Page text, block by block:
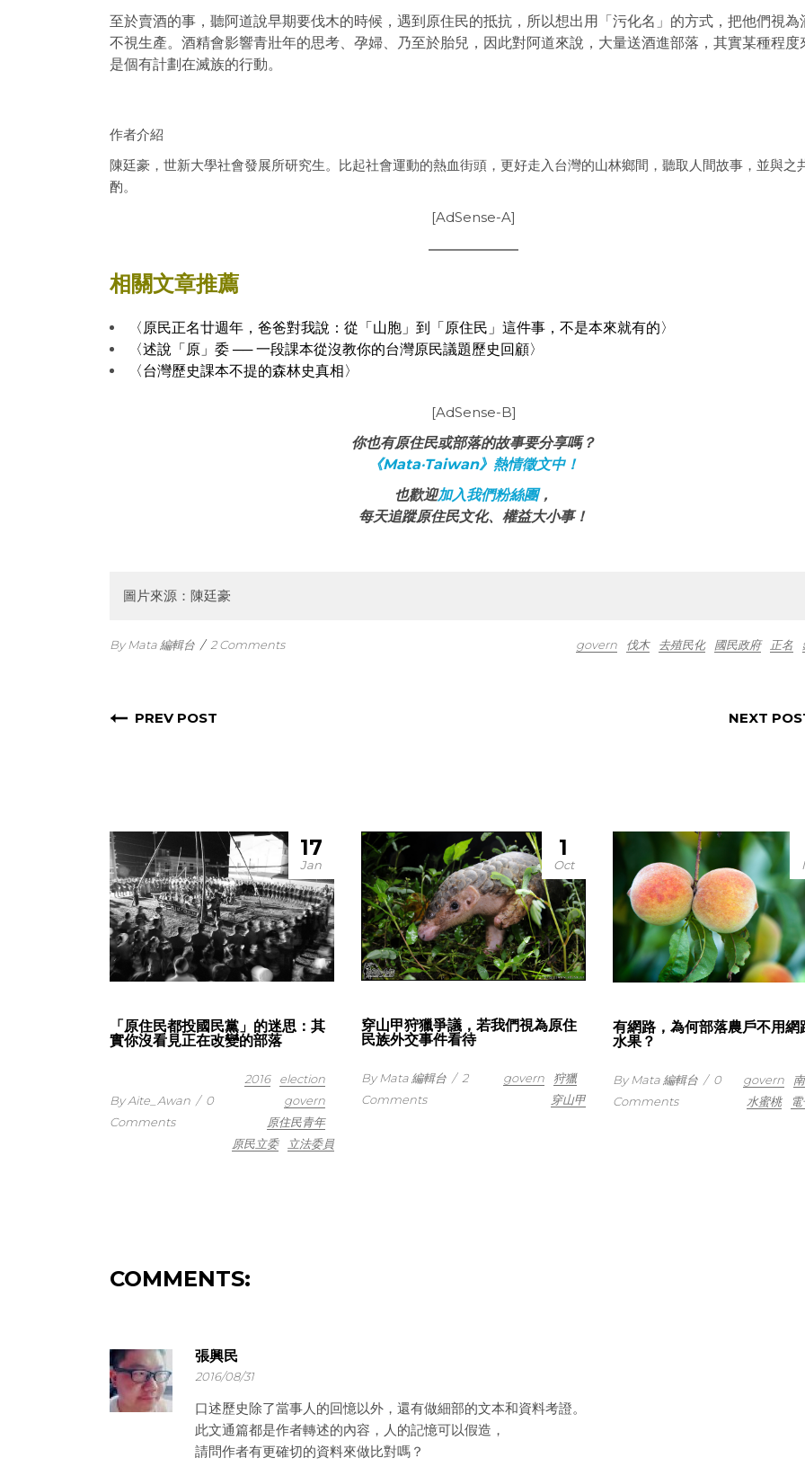
至於賣酒的事，聽阿道說早期要伐木的時候，遇到原住民的抵抗，所以想出用「污化名」的方式，把他們視為
不視生產。 酒精會影響青壯年的思考、孕婦、乃至於胎兒，因此對阿道來說，大量送酒進部落，其實某種程度
是個有計劃在滅族的行動。
作者介紹
陳廷豪，世新大學社會發展所研究生。 比起社會運動的熱血街頭，更好走入台灣的山林鄉間，聽取人間故事，並與之
酌。
[AdSense-A]
相關文章推薦
〈原民正名廿週年，爸爸對我說：從「山胞」到「原住民」這件事，不是本來就有的〉
〈述說「原」委 ── 一段課本從沒教你的台灣原民議題歷史回顧〉
〈台灣歷史課本不提的森林史真相〉
[AdSense-B]
你也有原住民或部落的故事要分享嗎？
《Mata‧Taiwan》熱情徵文中！
也歡迎加入我們粉絲團，
每天追蹤原住民文化、權益大小事！
圖片來源：陳廷豪
By Mata 編輯台 / 2 Comments govern 伐木 去殖民化 國民政府 正名
PREV POST NEXT
17
Jan
「原住民都投國民黨」的迷思：其
實你沒看見正在改變的部落
By Aite_Awan / 0
Comments
2016
election
govern
原住民青年
原民立委
立法委員
1
Oct
穿山甲狩獵爭議，若我們視為原住
民族外交事件看待
By Mata 編輯台 / 2
Comments
govern
狩獵
穿山甲
有網路，為何部落農戶不用網
水果？
By Mata 編輯台 / 0
Comments
govern
水蜜桃
COMMENTS:
張興民
2016/08/31
口述歷史除了當事人的回憶以外，還有做細部的文本和資料考證。
此文通篇都是作者轉述的內容，人的記憶可以假造，
請問作者有更確切的資料來做比對嗎？